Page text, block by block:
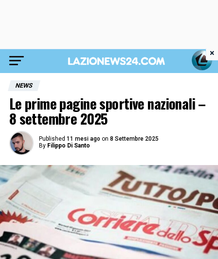
NEWS
Le prime pagine sportive nazionali –
8 settembre 2025
Published 11 mesi ago on 8 Settembre 2025
By Filippo Di Santo
×